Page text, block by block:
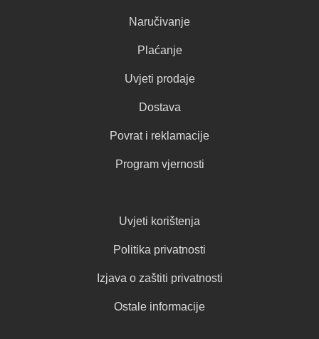
Naručivanje
Plaćanje
Uvjeti prodaje
Dostava
Povrat i reklamacije
Program vjernosti
Uvjeti korištenja
Politika privatnosti
Izjava o zaštiti privatnosti
Ostale informacije